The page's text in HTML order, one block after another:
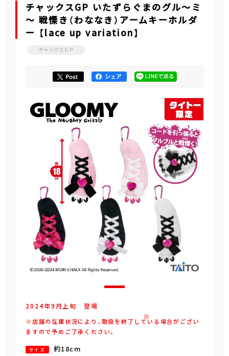
チャックスGP いたずらぐまのグル～ミ
～ 戦慄き（わななき）アームキーホルダ
ー 【lace up variation】
チャックスＧＰ
2024年9 月 上旬 登場
※店舗の在庫状況により、取扱を終了している場合がござい
ますので予めご了承ください。
サイズ 約18cm